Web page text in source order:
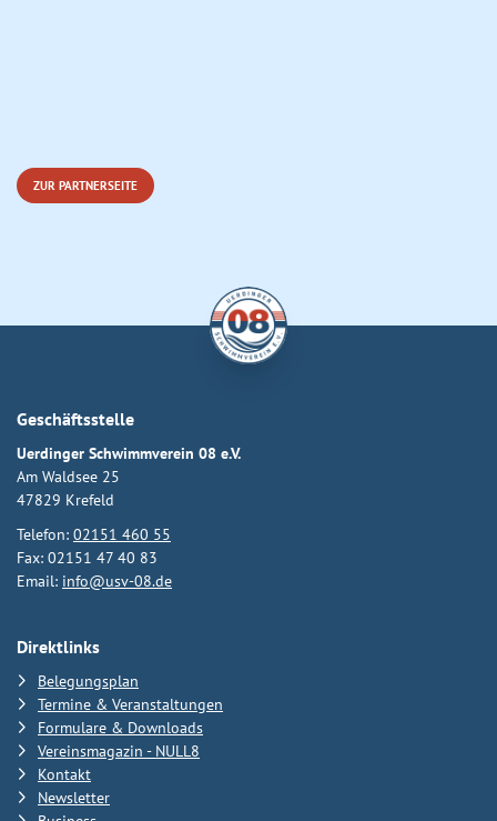
ZUR PARTNERSEITE
Geschäftsstelle
Uerdinger Schwimmverein 08 e.V.
Am Waldsee 25
47829 Krefeld
Telefon: 02151 460 55
Fax: 02151 47 40 83
Email: info@usv-08.de
Direktlinks
Belegungsplan
Termine & Veranstaltungen
Formulare & Downloads
Vereinsmagazin - NULL8
Kontakt
Newsletter